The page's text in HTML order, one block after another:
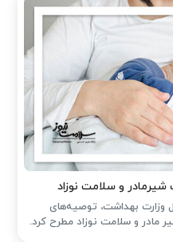
و سلامت نوزاد
وزارت بهداشت، توصیه‌های
مادر و سلامت نوزاد مطرح کرد.